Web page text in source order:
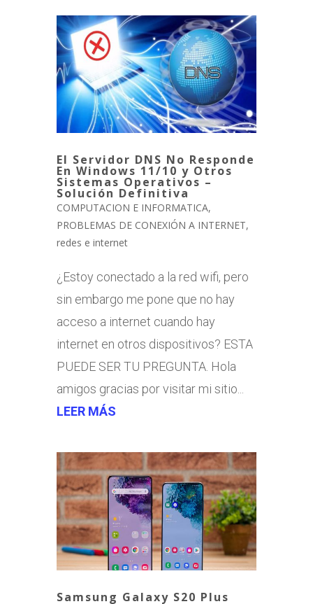
El Servidor DNS No Responde
En Windows 11/10 y Otros
Sistemas Operativos –
Solución Definitiva
COMPUTACION E INFORMATICA,
PROBLEMAS DE CONEXIÓN A INTERNET,
redes e internet
¿Estoy conectado a la red wifi, pero
sin embargo me pone que no hay
acceso a internet cuando hay
internet en otros dispositivos? ESTA
PUEDE SER TU PREGUNTA. Hola
amigos gracias por visitar mi sitio...
LEER MÁS
Samsung Galaxy S20 Plus